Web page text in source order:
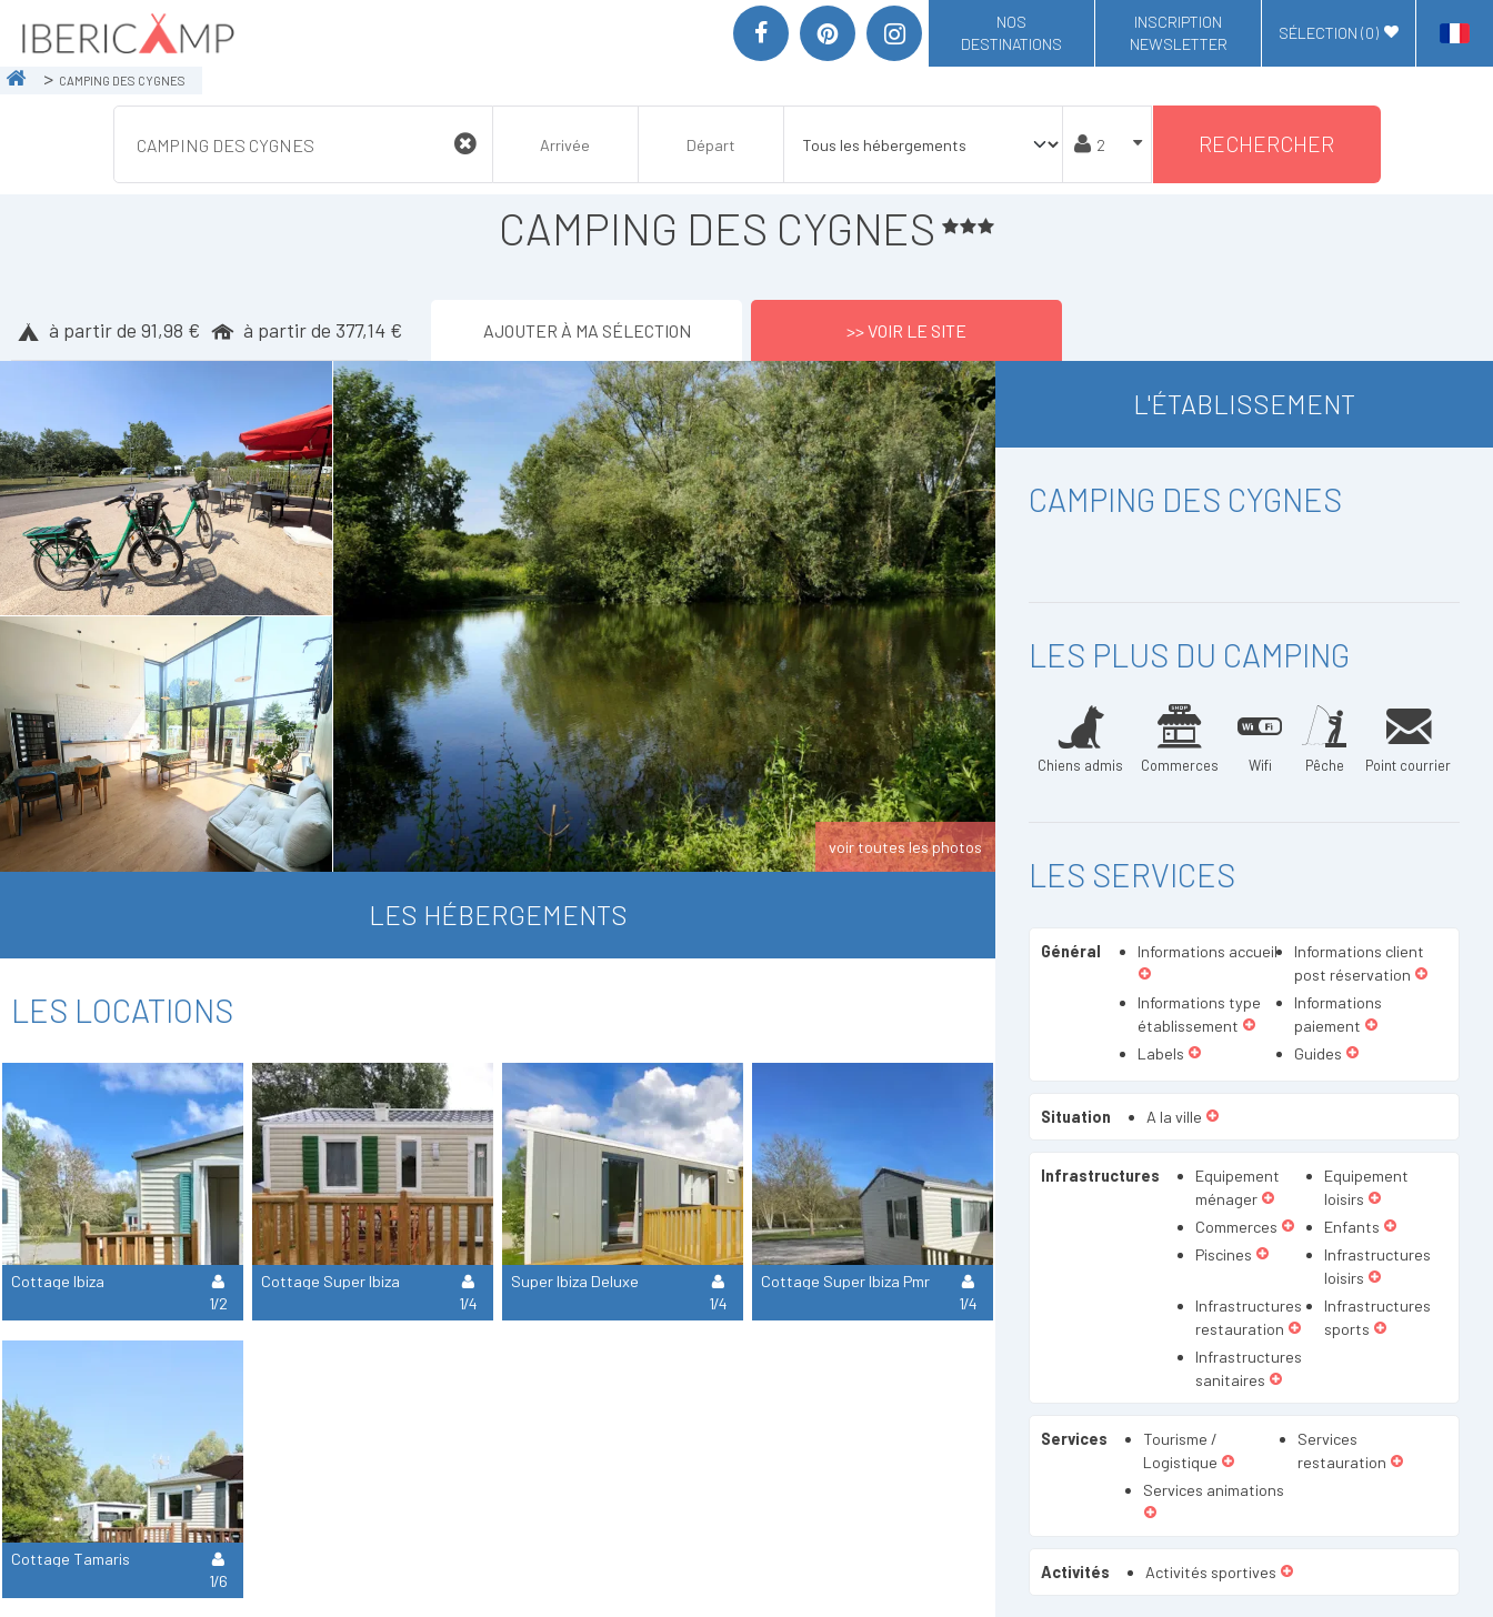
NOS
DESTINATIONS
INSCRIPTION
NEWSLETTER
SÉLECTION (0)
CAMPING DES CYGNES
RECHERCHER
CAMPING DES CYGNES
à partir de 91,98 € à partir de 377,14 € AJOUTER À MA SÉLECTION >> VOIR LE SITE
voir toutes les photos
LES HÉBERGEMENTS
LES LOCATIONS
Cottage Ibiza
1/2
Cottage Super Ibiza
1/4
Super Ibiza Deluxe
1/4
Cottage Super Ibiza Pmr
1/4
Cottage Tamaris
1/6
L'ÉTABLISSEMENT
CAMPING DES CYGNES
LES PLUS DU CAMPING
Chiens admis Commerces Wifi Pêche Point courrier
LES SERVICES
Général Informations accueil
Informations client
post réservation
Informations type
établissement
Informations
paiement
Labels
Guides
Situation A la ville
Infrastructures
Equipement
ménager
Equipement
loisirs
Commerces
Enfants
Piscines
Infrastructures
loisirs
Infrastructures
restauration
Infrastructures
sports
Infrastructures
sanitaires
Services
Tourisme /
Logistique
Services
restauration
Services animations
Activités Activités sportives